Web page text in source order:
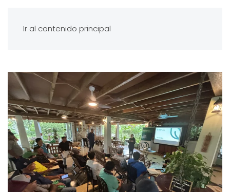
Ir al contenido principal